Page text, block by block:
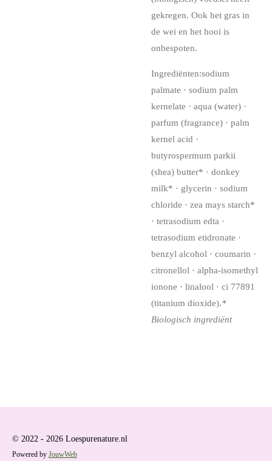
gekregen. Ook het gras in
de wei en het hooi is
onbespoten.
Ingrediënten:sodium
palmate · sodium palm
kernelate · aqua (water) ·
parfum (fragrance) · palm
kernel acid ·
butyrospermum parkii
(shea) butter* · donkey
milk* · glycerin · sodium
chloride · zea mays starch*
· tetrasodium edta ·
tetrasodium etidronate ·
benzyl alcohol · coumarin ·
citronellol · alpha-isomethyl
ionone · linalool · ci 77891
(titanium dioxide).*
Biologisch ingrediënt
© 2022 - 2026 Loespurenature.nl
Powered by JouwWeb